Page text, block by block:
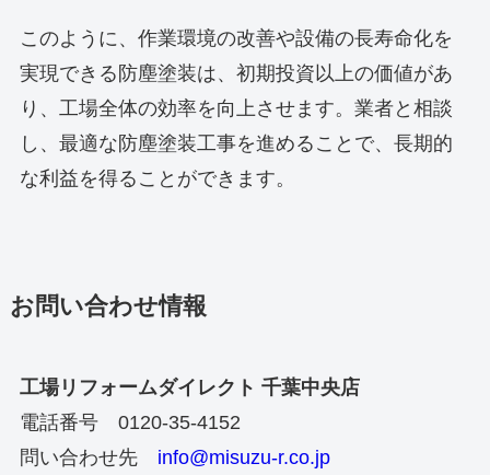
このように、作業環境の改善や設備の長寿命化を
実現できる防塵塗装は、初期投資以上の価値があ
り、工場全体の効率を向上させます。業者と相談
し、最適な防塵塗装工事を進めることで、長期的
な利益を得ることができます。
お問い合わせ情報
工場リフォームダイレクト 千葉中央店
電話番号 0120-35-4152
問い合わせ先 info@misuzu-r.co.jp